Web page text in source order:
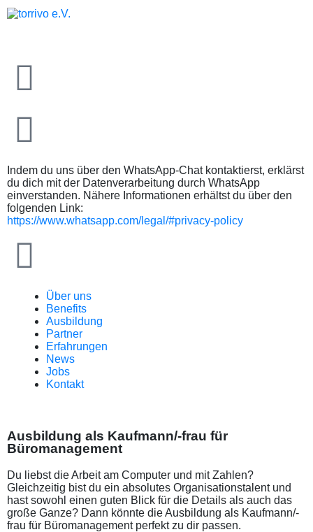
Indem du uns über den WhatsApp-Chat kontaktierst, erklärst
du dich mit der Datenverarbeitung durch WhatsApp
einverstanden. Nähere Informationen erhältst du über den
folgenden Link:
https://www.whatsapp.com/legal/#privacy-policy
Über uns
Benefits
Ausbildung
Partner
Erfahrungen
News
Jobs
Kontakt
Ausbildung als Kaufmann/-frau für
Büromanagement
Du liebst die Arbeit am Computer und mit Zahlen?
Gleichzeitig bist du ein absolutes Organisationstalent und
hast sowohl einen guten Blick für die Details als auch das
große Ganze? Dann könnte die Ausbildung als Kaufmann/-
frau für Büromanagement perfekt zu dir passen.